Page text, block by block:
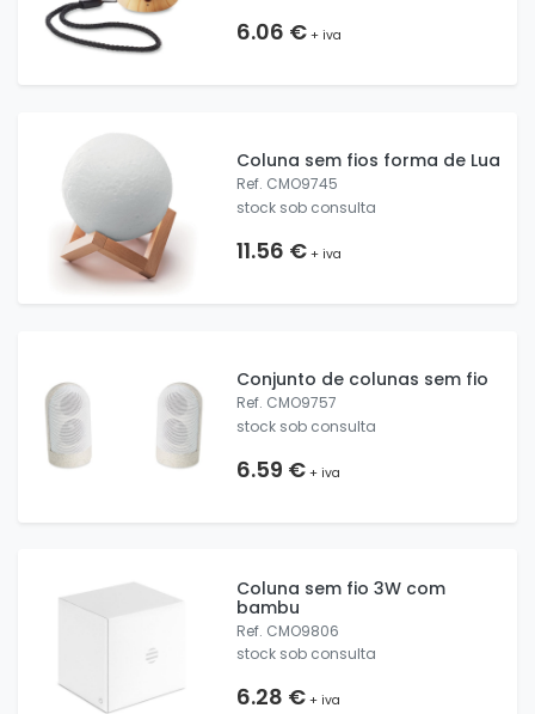
6.06 €+ iva
Coluna sem fios forma de Lua
Ref. CMO9745
stock sob consulta
11.56 €+ iva
Conjunto de colunas sem fio
Ref. CMO9757
stock sob consulta
6.59 €+ iva
Coluna sem fio 3W com
bambu
Ref. CMO9806
stock sob consulta
6.28 €+ iva